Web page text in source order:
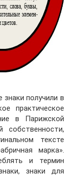
получили в
практическое
в Парижской
собственности,
тексте
марка».
и термин
знаки для